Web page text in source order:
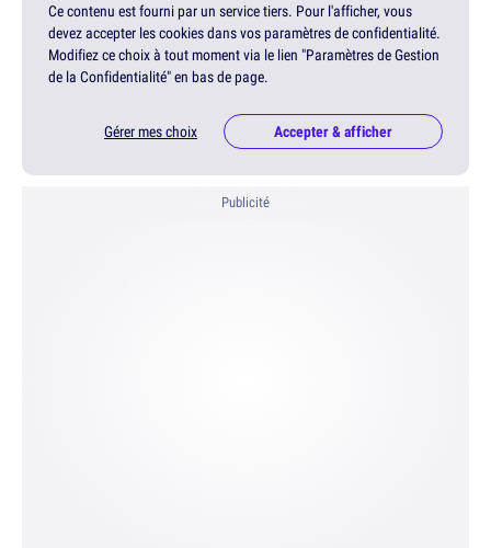
Ce contenu est fourni par un service tiers. Pour l'afficher, vous
devez accepter les cookies dans vos paramètres de confidentialité.
Modifiez ce choix à tout moment via le lien "Paramètres de Gestion
de la Confidentialité" en bas de page.
Gérer mes choix Accepter & afficher
Publicité